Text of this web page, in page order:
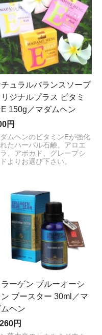
ュラルバランスソープ
ジナルプラス ビタミ
E 150g／マダムヘン
円
ムヘンのビタミンEが強化
たハーバル石鹸。アロエ
、アボカド、グレープシ
よりお選び下さい。
ラーゲン ブルーオーシ
ン ブースター 30ml／マ
ムヘン
円